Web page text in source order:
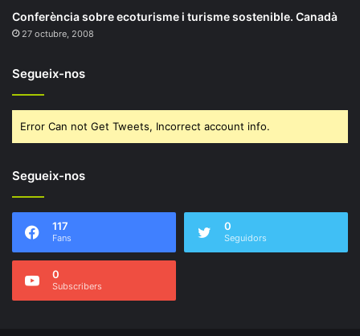
Conferència sobre ecoturisme i turisme sostenible. Canadà
27 octubre, 2008
Segueix-nos
Error Can not Get Tweets, Incorrect account info.
Segueix-nos
117
Fans
0
Seguidors
0
Subscribers